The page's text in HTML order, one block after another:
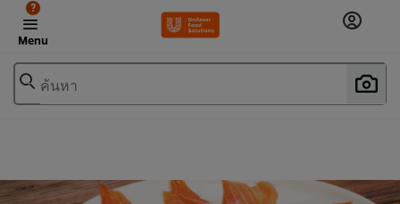
Menu
?
ค้นหา